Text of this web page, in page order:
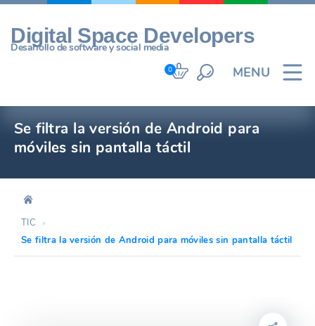
Skip
content
Digital Space Developers
Desarrollo de software y social media
MENU
0
Se filtra la versión de Android para
móviles sin pantalla táctil
TIC
Se filtra la versión de Android para móviles sin pantalla táctil